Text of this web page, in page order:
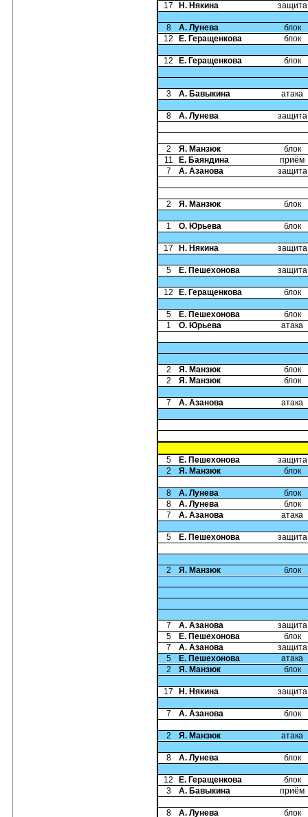
17
Н. Някина защита
8 А. Лунева
блок
12
Е. Геращенкова блок
12 Е. Геращенкова блок
3 А. Бавыкина атака
8 А. Лунева защита
2 Я. Манзюк
блок
11
Е. Баяндина
приём
7
А. Азанова защита
2 Я. Манзюк блок
1 О. Юрьева блок
17 Н. Някина защита
5 Е. Пешехонова защита
12 Е. Геращенкова блок
5 Е. Пешехонова
блок
1
О. Юрьева атака
2 Я. Манзюк
блок
2
Я. Манзюк блок
7 А. Азанова атака
5 Е. Пешехонова
защита
2
Я. Манзюк блок
8 А. Лунева
блок
8
А. Лунева
блок
7
А. Азанова атака
5 Е. Пешехонова защита
2 Я. Манзюк блок
7 А. Азанова
защита
5
Е. Пешехонова
блок
7
А. Азанова
защита
5
Е. Пешехонова
атака
2
Я. Манзюк блок
17 Н. Някина защита
7 А. Азанова блок
2 Я. Манзюк атака
8 А. Лунева блок
12 Е. Геращенкова
блок
3
А. Бавыкина приём
8 А. Лунева блок